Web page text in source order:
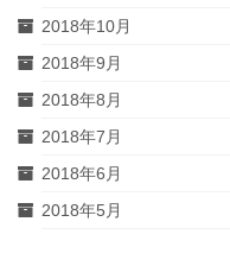
2018年10月
2018年9月
2018年8月
2018年7月
2018年6月
2018年5月